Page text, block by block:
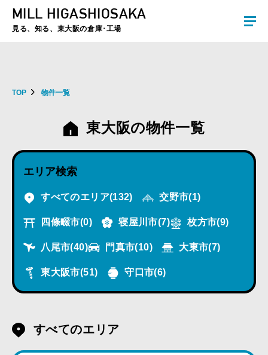
夏季休暇のお知らせ：2026年8月8日(土)～8月16日(日)まで休業とさせていた
MILL HIGASHIOSAKA
見る、知る、東大阪の倉庫･工場
TOP 物件一覧
東大阪の物件一覧
エリア検索
すべてのエリア(132) 交野市(1)
四條畷市(0) 寝屋川市(7) 枚方市(9)
八尾市(40) 門真市(10) 大東市(7)
東大阪市(51) 守口市(6)
すべてのエリア